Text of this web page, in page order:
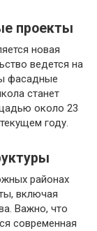
проекты
новая
ведется на
фасадные
станет
около 23
году.
районах
включая
Важно, что
современная